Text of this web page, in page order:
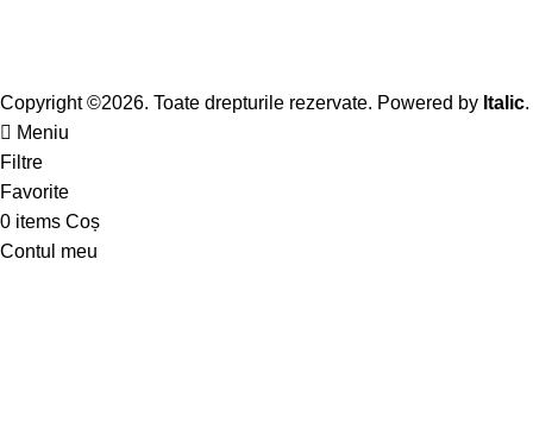
Copyright ©2026. Toate drepturile rezervate. Powered by Italic.
Meniu
Filtre
Favorite
0 items Coș
Contul meu